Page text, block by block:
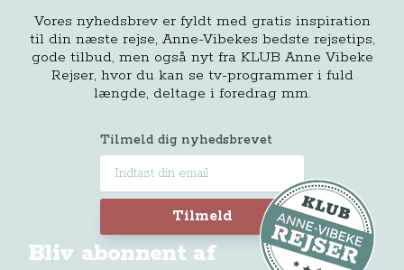
Vores nyhedsbrev er fyldt med gratis inspiration
til din næste rejse, Anne-Vibekes bedste rejsetips,
gode tilbud, men også nyt fra KLUB Anne Vibeke
Rejser, hvor du kan se tv-programmer i fuld
længde, deltage i foredrag mm.
Tilmeld dig nyhedsbrevet
Tilmeld
Bliv abonnent af